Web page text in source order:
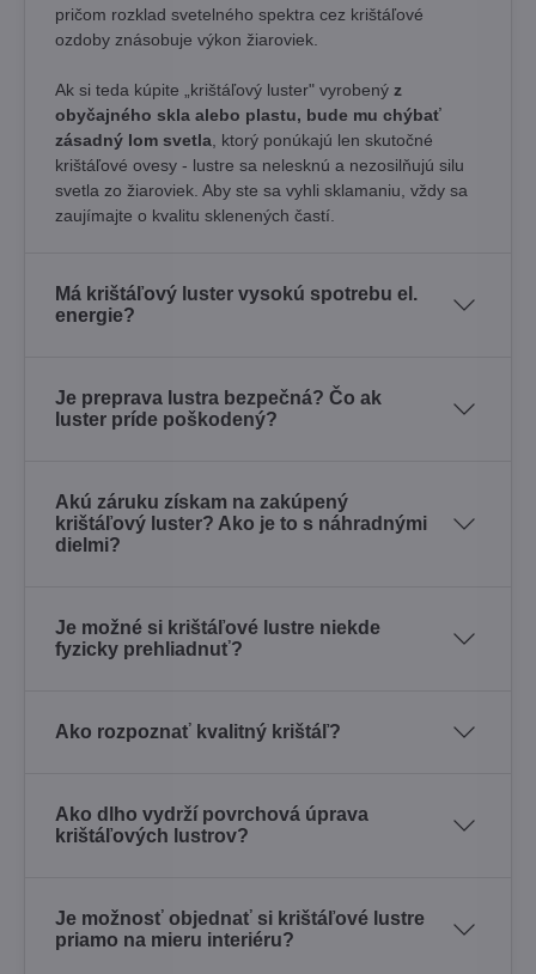
pričom rozklad svetelného spektra cez krištáľové
ozdoby znásobuje výkon žiaroviek.
Ak si teda kúpite „krištáľový luster" vyrobený z
obyčajného skla alebo plastu, bude mu chýbať
zásadný lom svetla , ktorý ponúkajú len skutočné
krištáľové ovesy - lustre sa nelesknú a nezosilňujú silu
svetla zo žiaroviek. Aby ste sa vyhli sklamaniu, vždy sa
zaujímajte o kvalitu sklenených častí.
Má krištáľový luster vysokú spotrebu el.
energie?
Je preprava lustra bezpečná? Čo ak
luster príde poškodený?
Akú záruku získam na zakúpený
krištáľový luster? Ako je to s náhradnými
dielmi?
Je možné si krištáľové lustre niekde
fyzicky prehliadnuť?
Ako rozpoznať kvalitný krištáľ?
Ako dlho vydrží povrchová úprava
krištáľových lustrov?
Je možnosť objednať si krištáľové lustre
priamo na mieru interiéru?